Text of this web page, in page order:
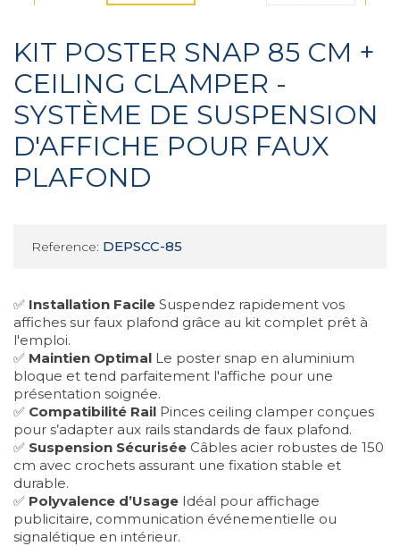
KIT POSTER SNAP 85 CM +
CEILING CLAMPER -
SYSTÈME DE SUSPENSION
D'AFFICHE POUR FAUX
PLAFOND
Reference: DEPSCC-85
✅ Installation Facile Suspendez rapidement vos
affiches sur faux plafond grâce au kit complet prêt à
l'emploi.
✅ Maintien Optimal Le poster snap en aluminium
bloque et tend parfaitement l'affiche pour une
présentation soignée.
✅ Compatibilité Rail Pinces ceiling clamper conçues
pour s’adapter aux rails standards de faux plafond.
✅ Suspension Sécurisée Câbles acier robustes de 150
cm avec crochets assurant une fixation stable et
durable.
✅ Polyvalence d’Usage Idéal pour affichage
publicitaire, communication événementielle ou
signalétique en intérieur.